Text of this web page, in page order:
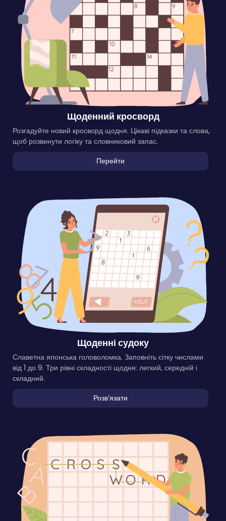
Щоденний кросворд
Розгадуйте новий кросворд щодня. Цікаві підказки та слова,
щоб розвинути логіку та словниковий запас.
Перейти
Щоденні судоку
Славетна японська головоломка. Заповніть сітку числами
від 1 до 9. Три рівні складності щодня: легкий, середній і
складний.
Розвʼязати